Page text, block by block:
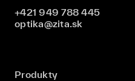
+421 949 788 445
optika@zita.sk
Produkty